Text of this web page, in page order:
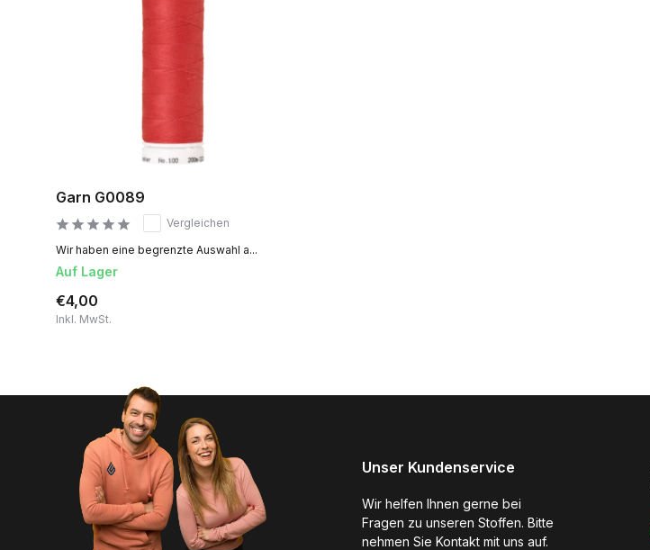
Garn G0089
Vergleichen
Wir haben eine begrenzte Auswahl a...
Auf Lager
€4,00
Inkl. MwSt.
Unser Kundenservice
Wir helfen Ihnen gerne bei
Fragen zu unseren Stoffen. Bitte
nehmen Sie Kontakt mit uns auf.